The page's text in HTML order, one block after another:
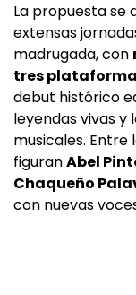
La propuesta se
extensas
madrugada, con
tres
debut histórico
leyendas vivas y
musicales.
figuranAbel
Chaqueño
con nuevas